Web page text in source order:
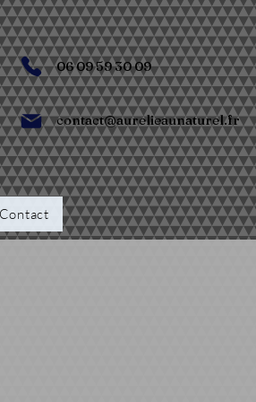
06 09 59 30 09
contact@aurelieaunaturel.fr
Contact